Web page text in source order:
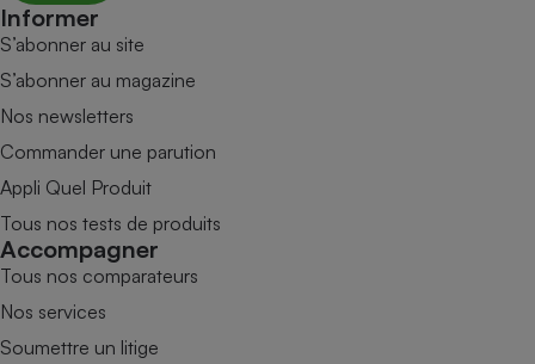
Informer
S’abonner au site
S’abonner au magazine
Nos newsletters
Commander une parution
Appli Quel Produit
Tous nos tests de produits
Accompagner
Tous nos comparateurs
Nos services
Soumettre un litige